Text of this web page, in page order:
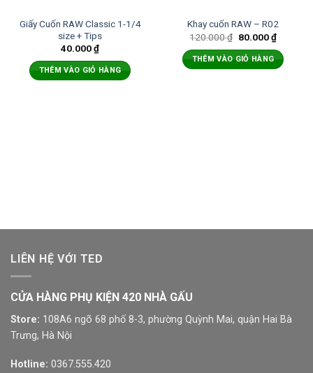
Giấy Cuốn RAW Classic 1-1/4
size + Tips
40.000₫
THÊM VÀO GIỎ HÀNG
Khay cuốn RAW – R02
120.000₫ 80.000₫
THÊM VÀO GIỎ HÀNG
LIÊN HỆ VỚI TED
CỬA HÀNG PHỤ KIỆN 420 NHÀ GẤU
Store: 108A6 ngõ 68 phố 8-3, phường Quỳnh Mai, quận Hai Bà
Trưng, Hà Nội
Hotline: 0367.555.420